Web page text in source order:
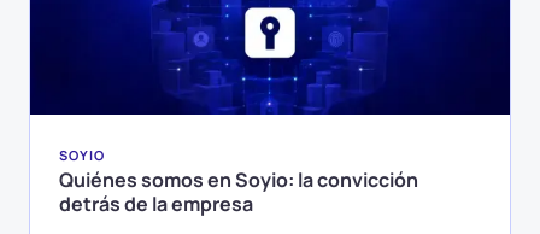
SOYIO
Quiénes somos en Soyio: la convicción
detrás de la empresa